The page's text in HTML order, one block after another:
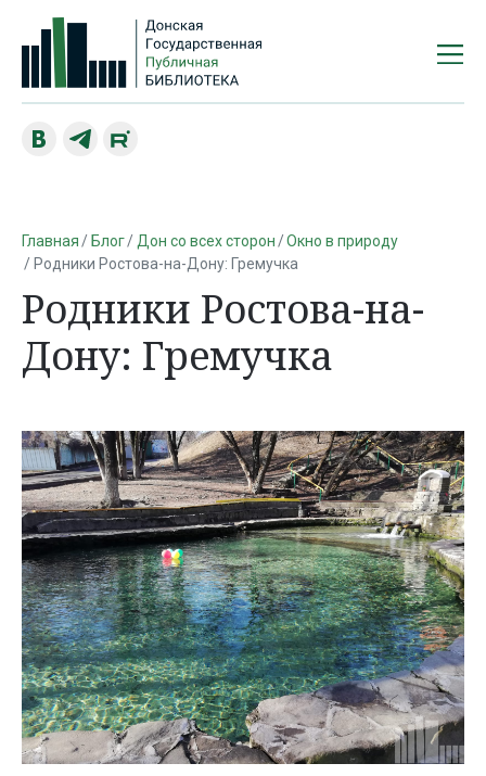
Главная Блог Дон со всех сторон
Окно в природу
Родники Ростова-на-Дону: Гремучка
Родники Ростова-на-
Дону: Гремучка